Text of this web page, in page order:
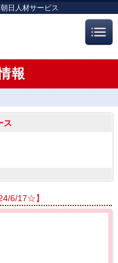
日人材サービス
報
ス
集!! [HB7]
) PM開催
8/26(水)
6/17☆】